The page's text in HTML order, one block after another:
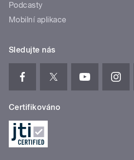
Podcasty
Mobilní aplikace
Sledujte nás
Certifikováno